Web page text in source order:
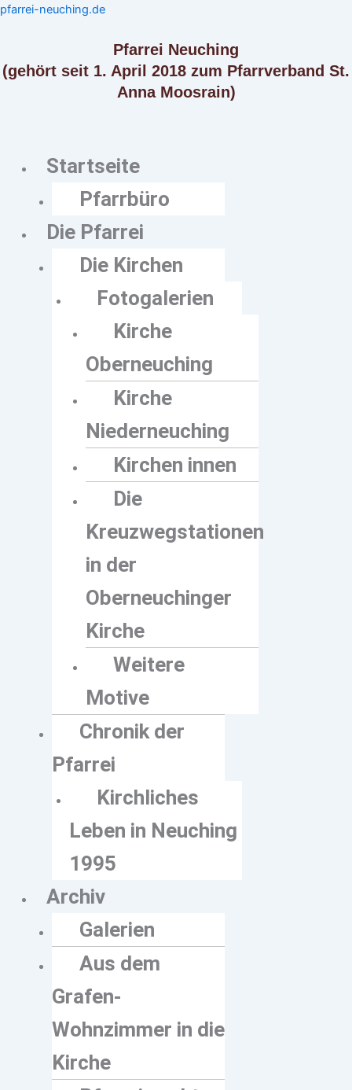
Zum
pfarrei-neuching.de
Pfarrei Neuching
(gehört seit 1. April 2018 zum Pfarrverband St.
Anna Moosrain)
Menü
Startseite
Pfarrbüro
Die Pfarrei
Die Kirchen
Fotogalerien
Kirche
Oberneuching
Kirche
Niederneuching
Kirchen innen
Die
Kreuzwegstationen
in der
Oberneuchinger
Kirche
Weitere
Motive
Chronik der
Pfarrei
Kirchliches
Leben in Neuching
1995
Archiv
Galerien
Aus dem
Grafen-
Wohnzimmer in die
Kirche
Menü